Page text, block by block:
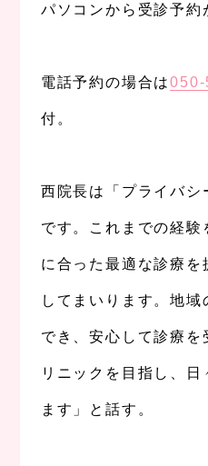
パソコンから受診予約
電話予約の場合は
付。
西院長は「プライバシ
です。これまでの経験
に合った最適な診療を
してまいります。地
でき、安心して診療を
リニックを目指し、日
ます」と話す。